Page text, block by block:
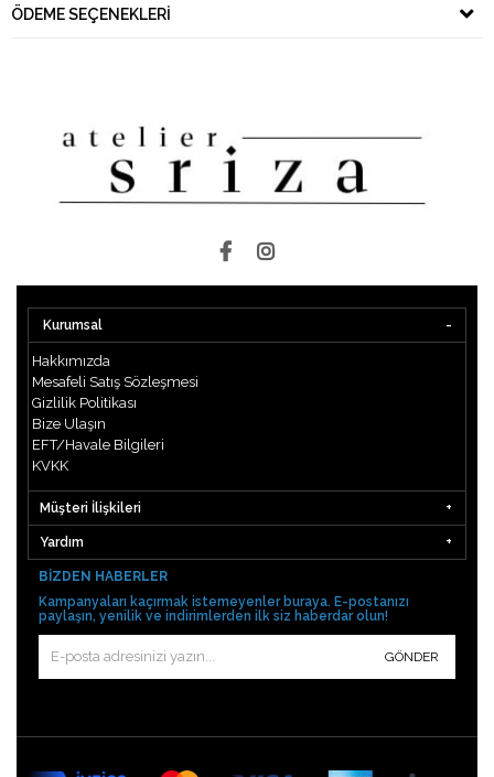
ÖDEME SEÇENEKLERI
Kurumsal
Hakkımızda
Mesafeli Satış Sözleşmesi
Gizlilik Politikası
Bize Ulaşın
EFT/Havale Bilgileri
KVKK
Müşteri İlişkileri
Yardım
BIZDEN HABERLER
Kampanyaları kaçırmak istemeyenler buraya. E-postanızı
paylaşın, yenilik ve indirimlerden ilk siz haberdar olun!
GÖNDER